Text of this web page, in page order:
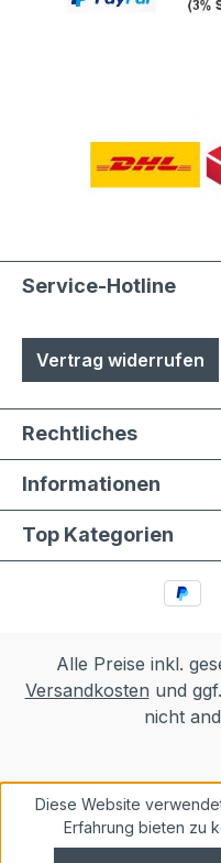
Service-Hotline
Vertrag widerrufen
Rechtliches
Informationen
Top Kategorien
Alle Preise inkl.
Versandkosten und
nicht
Diese Website
Erfahrung bieten zu